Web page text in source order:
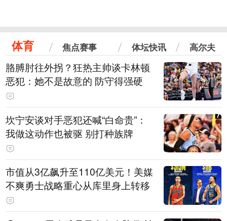
体育 焦点赛事 体坛快讯 高尔夫
胳膊肘往外拐？狂热主帅谈卡林顿
恶犯：她不是故意的 防守得强硬
坎宁安谈对手恶犯还喊“白命贵”：
我做这动作也被驱 别打种族牌
市值从3亿飙升至110亿美元！美媒
不爽勇士战略重心从库里身上转移